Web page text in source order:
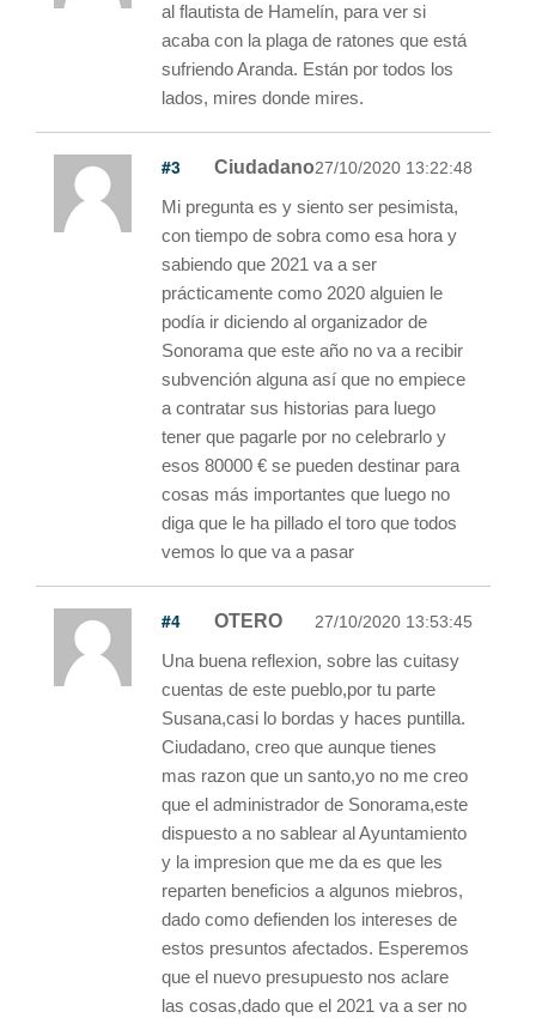
al flautista de Hamelín, para ver si
acaba con la plaga de ratones que está
sufriendo Aranda. Están por todos los
lados, mires donde mires.
#3 Ciudadano27/10/2020 13:22:48
Mi pregunta es y siento ser pesimista,
con tiempo de sobra como esa hora y
sabiendo que 2021 va a ser
prácticamente como 2020 alguien le
podía ir diciendo al organizador de
Sonorama que este año no va a recibir
subvención alguna así que no empiece
a contratar sus historias para luego
tener que pagarle por no celebrarlo y
esos 80000 € se pueden destinar para
cosas más importantes que luego no
diga que le ha pillado el toro que todos
vemos lo que va a pasar
#4 OTERO 27/10/2020 13:53:45
Una buena reflexion, sobre las cuitasy
cuentas de este pueblo,por tu parte
Susana,casi lo bordas y haces puntilla.
Ciudadano, creo que aunque tienes
mas razon que un santo,yo no me creo
que el administrador de Sonorama,este
dispuesto a no sablear al Ayuntamiento
y la impresion que me da es que les
reparten beneficios a algunos miebros,
dado como defienden los intereses de
estos presuntos afectados. Esperemos
que el nuevo presupuesto nos aclare
las cosas,dado que el 2021 va a ser no